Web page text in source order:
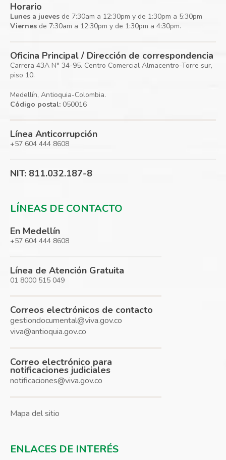
Horario
Lunes a jueves de 7:30am a 12:30pm y de 1:30pm a 5:30pm
Viernes de 7:30am a 12:30pm y de 1:30pm a 4:30pm.
Oficina Principal / Dirección de correspondencia
Carrera 43A N° 34-95. Centro Comercial Almacentro-Torre sur,
piso 10.
Medellín, Antioquia-Colombia.
Código postal: 050016
Línea Anticorrupción
+57 604 444 8608
NIT: 811.032.187-8
LÍNEAS DE CONTACTO
En Medellín
+57 604 444 8608
Línea de Atención Gratuita
01 8000 515 049
Correos electrónicos de contacto
gestiondocumental@viva.gov.co
viva@antioquia.gov.co
Correo electrónico para
notificaciones judiciales
notificaciones@viva.gov.co
Mapa del sitio
ENLACES DE INTERÉS